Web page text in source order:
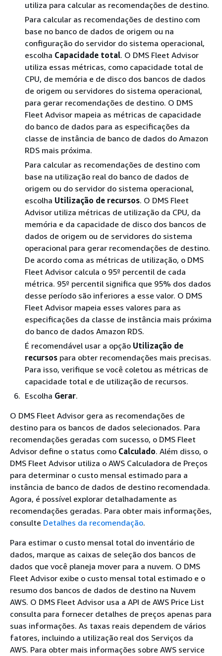
utiliza para calcular as recomendações de destino.
Para calcular as recomendações de destino com
base no banco de dados de origem ou na
configuração do servidor do sistema operacional,
escolha Capacidade total. O DMS Fleet Advisor
utiliza essas métricas, como capacidade total de
CPU, de memória e de disco dos bancos de dados
de origem ou servidores do sistema operacional,
para gerar recomendações de destino. O DMS
Fleet Advisor mapeia as métricas de capacidade
do banco de dados para as especificações da
classe de instância de banco de dados do Amazon
RDS mais próxima.
Para calcular as recomendações de destino com
base na utilização real do banco de dados de
origem ou do servidor do sistema operacional,
escolha Utilização de recursos. O DMS Fleet
Advisor utiliza métricas de utilização da CPU, da
memória e da capacidade de disco dos bancos de
dados de origem ou de servidores do sistema
operacional para gerar recomendações de destino.
De acordo coma as métricas de utilização, o DMS
Fleet Advisor calcula o 95º percentil de cada
métrica. 95º percentil significa que 95% dos dados
desse período são inferiores a esse valor. O DMS
Fleet Advisor mapeia esses valores para as
especificações da classe de instância mais próxima
do banco de dados Amazon RDS.
É recomendável usar a opção Utilização de
recursos para obter recomendações mais precisas.
Para isso, verifique se você coletou as métricas de
capacidade total e de utilização de recursos.
Escolha Gerar.
O DMS Fleet Advisor gera as recomendações de
destino para os bancos de dados selecionados. Para
recomendações geradas com sucesso, o DMS Fleet
Advisor define o status como Calculado. Além disso, o
DMS Fleet Advisor utiliza o AWS Calculadora de Preços
para determinar o custo mensal estimado para a
instância de banco de dados de destino recomendada.
Agora, é possível explorar detalhadamente as
recomendações geradas. Para obter mais informações,
consulte Detalhes da recomendação.
Para estimar o custo mensal total do inventário de
dados, marque as caixas de seleção dos bancos de
dados que você planeja mover para a nuvem. O DMS
Fleet Advisor exibe o custo mensal total estimado e o
resumo dos bancos de dados de destino na Nuvem
AWS. O DMS Fleet Advisor usa a API de AWS Price List
consulta para fornecer detalhes de preços apenas para
suas informações. As taxas reais dependem de vários
fatores, incluindo a utilização real dos Serviços da
AWS. Para obter mais informações sobre AWS service